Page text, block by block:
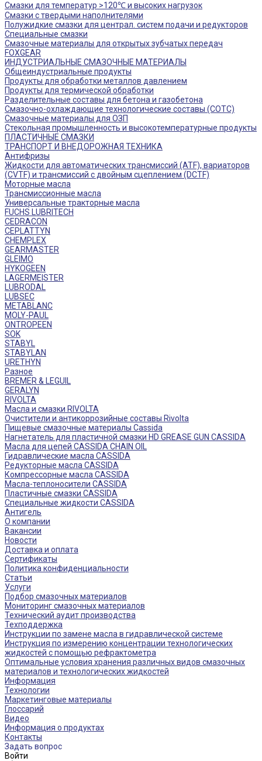
Смазки для температур >120℃ и высоких нагрузок
Смазки с твердыми наполнителями
Полужидкие смазки для централ. систем подачи и редукторов
Специальные смазки
Смазочные материалы для открытых зубчатых передач
FOXGEAR
ИНДУСТРИАЛЬНЫЕ СМАЗОЧНЫЕ МАТЕРИАЛЫ
Общеиндустриальные продукты
Продукты для обработки металлов давлением
Продукты для термической обработки
Разделительные составы для бетона и газобетона
Смазочно-охлаждающие технологические составы (СОТС)
Смазочные материалы для ОЗП
Стекольная промышленность и высокотемпературные продукты
ПЛАСТИЧНЫЕ СМАЗКИ
ТРАНСПОРТ И ВНЕДОРОЖНАЯ ТЕХНИКА
Антифризы
Жидкости для автоматических трансмиссий (ATF), вариаторов
(CVTF) и трансмиссий с двойным сцеплением (DCTF)
Моторные масла
Трансмиссионные масла
Универсальные тракторные масла
FUCHS LUBRITECH
CEDRACON
CEPLATTYN
CHEMPLEX
GEARMASTER
GLEIMO
HYKOGEEN
LAGERMEISTER
LUBRODAL
LUBSEC
METABLANC
MOLY-PAUL
ONTROPEEN
SOK
STABYL
STABYLAN
URETHYN
Разное
BREMER & LEGUIL
GERALYN
RIVOLTA
Масла и смазки RIVOLTA
Очистители и антикоррозийные составы Rivolta
Пищевые смазочные материалы Cassida
Нагнетатель для пластичной смазки HD GREASE GUN CASSIDA
Масла для цепей CASSIDA CHAIN OIL
Гидравлические масла CASSIDA
Редукторные масла CASSIDA
Компрессорные масла CASSIDA
Масла-теплоносители CASSIDA
Пластичные смазки CASSIDA
Специальные жидкости CASSIDA
Антигель
О компании
Вакансии
Новости
Доставка и оплата
Сертификаты
Политика конфиденциальности
Статьи
Услуги
Подбор смазочных материалов
Мониторинг смазочных материалов
Технический аудит производства
Техподдержка
Инструкции по замене масла в гидравлической системе
Инструкция по измерению концентрации технологических
жидкостей с помощью рефрактометра
Оптимальные условия хранения различных видов смазочных
материалов и технологических жидкостей
Информация
Технологии
Маркетинговые материалы
Глоссарий
Видео
Информация о продуктах
Контакты
Задать вопрос
Войти